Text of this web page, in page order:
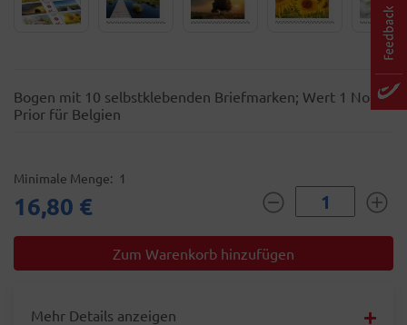
Bogen mit 10 selbstklebenden Briefmarken; Wert 1 Non-
Prior für Belgien
Minimale Menge 1
16,80 €
Mehr Details anzeigen